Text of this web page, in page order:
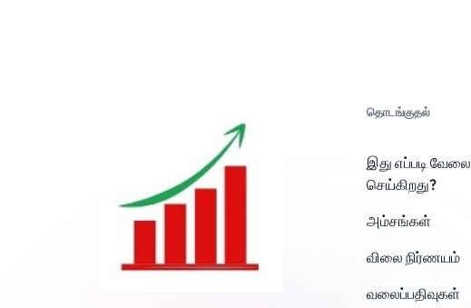
தொடங்குதல்
இது எப்படி வேலை
செய்கிறது?
அம்சங்கள்
விலை நிர்ணயம்
வலைப்பதிவுகள்